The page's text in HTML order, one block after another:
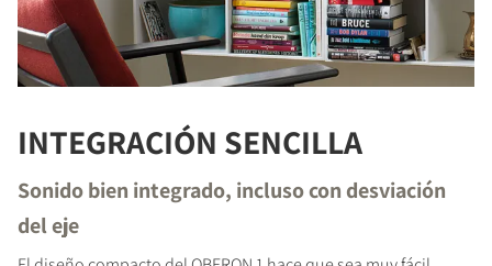
INTEGRACIÓN SENCILLA
Sonido bien integrado, incluso con desviación
del eje